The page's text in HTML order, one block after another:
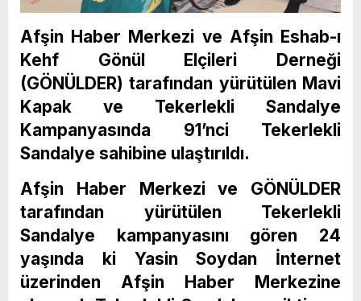
Afşin Haber Merkezi ve Afşin Eshab-ı
Kehf Gönül Elçileri Derneği
(GÖNÜLDER) tarafından yürütülen Mavi
Kapak ve Tekerlekli Sandalye
Kampanyasında 91’nci Tekerlekli
Sandalye sahibine ulaştırıldı.
Afşin Haber Merkezi ve GÖNÜLDER
tarafından yürütülen Tekerlekli
Sandalye kampanyasını gören 24
yaşında ki Yasin Soydan İnternet
üzerinden Afşin Haber Merkezine